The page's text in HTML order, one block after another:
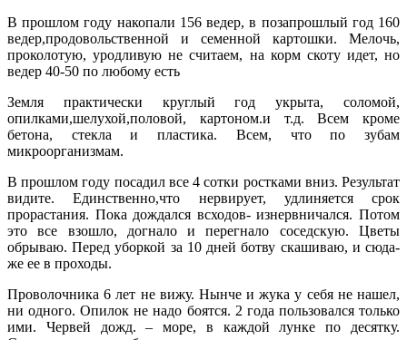
В прошлом году накопали 156 ведер, в позапрошлый год 160
ведер,продовольственной и семенной картошки. Мелочь,
проколотую, уродливую не считаем, на корм скоту идет, но
ведер 40-50 по любому есть
Земля практически круглый год укрыта, соломой,
опилками,шелухой,половой, картоном.и т.д. Всем кроме
бетона, стекла и пластика. Всем, что по зубам
микроорганизмам.
В прошлом году посадил все 4 сотки ростками вниз. Результат
видите. Единственно,что нервирует, удлиняется срок
прорастания. Пока дождался всходов- изнервничался. Потом
это все взошло, догнало и перегнало соседскую. Цветы
обрываю. Перед уборкой за 10 дней ботву скашиваю, и сюда-
же ее в проходы.
Проволочника 6 лет не вижу. Нынче и жука у себя не нашел,
ни одного. Опилок не надо боятся. 2 года пользовался только
ими. Червей дожд. – море, в каждой лунке по десятку.